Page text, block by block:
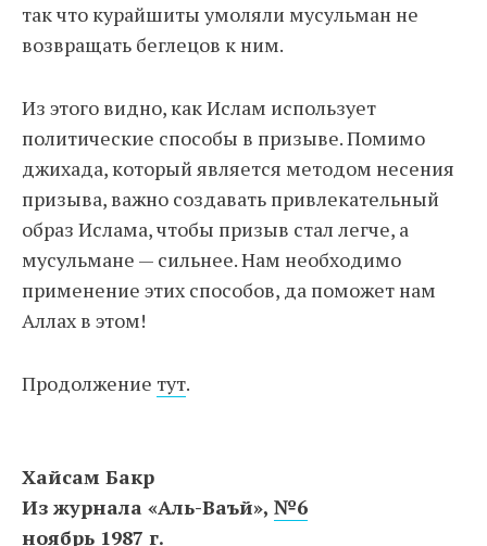
так что курайшиты умоляли мусульман не
возвращать беглецов к ним.
Из этого видно, как Ислам использует
политические способы в призыве. Помимо
джихада, который является методом несения
призыва, важно создавать привлекательный
образ Ислама, чтобы призыв стал легче, а
мусульмане — сильнее. Нам необходимо
применение этих способов, да поможет нам
Аллах в этом!
Продолжение тут.
Хайсам Бакр
Из журнала «Аль-Ваъй», №6
ноябрь 1987 г.